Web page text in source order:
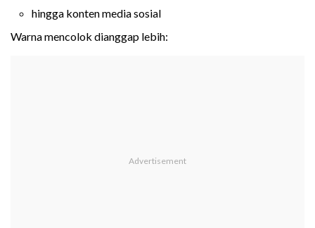
hingga konten media sosial
Warna mencolok dianggap lebih: